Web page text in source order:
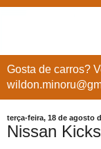
Gosta de carros?
terça-feira, 18 de agosto
Nissan